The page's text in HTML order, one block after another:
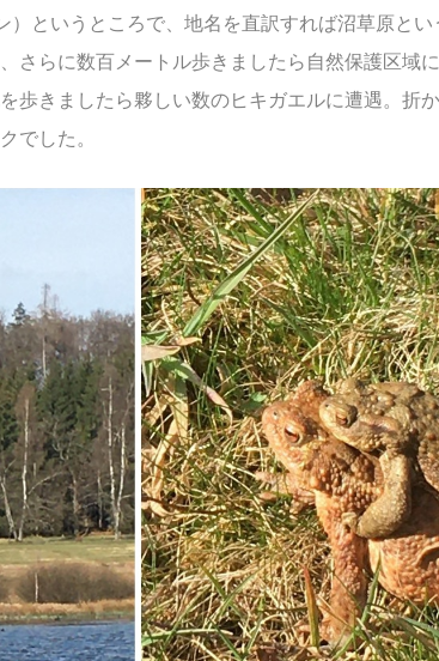
というところで、地名を直訳すれば沼草原と
さらに数百メートル歩きましたら自然保護区域
歩きましたら夥しい数のヒキガエルに遭遇。折
でした。